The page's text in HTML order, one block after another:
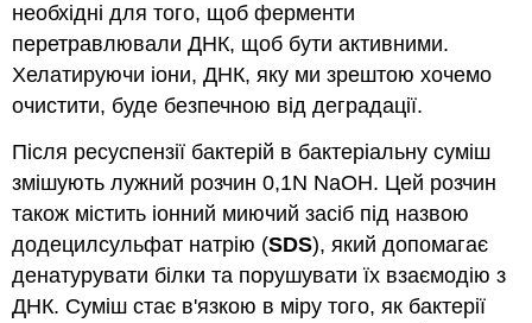
необхідні для того, щоб ферменти
перетравлювали ДНК, щоб бути активними.
Хелатируючи іони, ДНК, яку ми зрештою хочемо
очистити, буде безпечною від деградації.
Після ресуспензії бактерій в бактеріальну суміш
змішують лужний розчин 0,1N NaOH. Цей розчин
також містить іонний миючий засіб під назвою
додецилсульфат натрію (SDS), який допомагає
денатурувати білки та порушувати їх взаємодію з
ДНК. Суміш стає в'язкою в міру того, як бактерії